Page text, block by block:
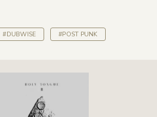
#DUBWISE #POST PUNK